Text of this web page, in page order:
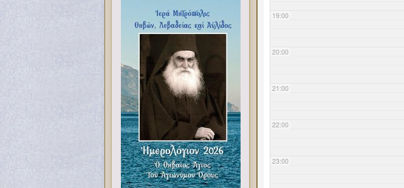
19:00
20:00
21:00
22:00
23:00